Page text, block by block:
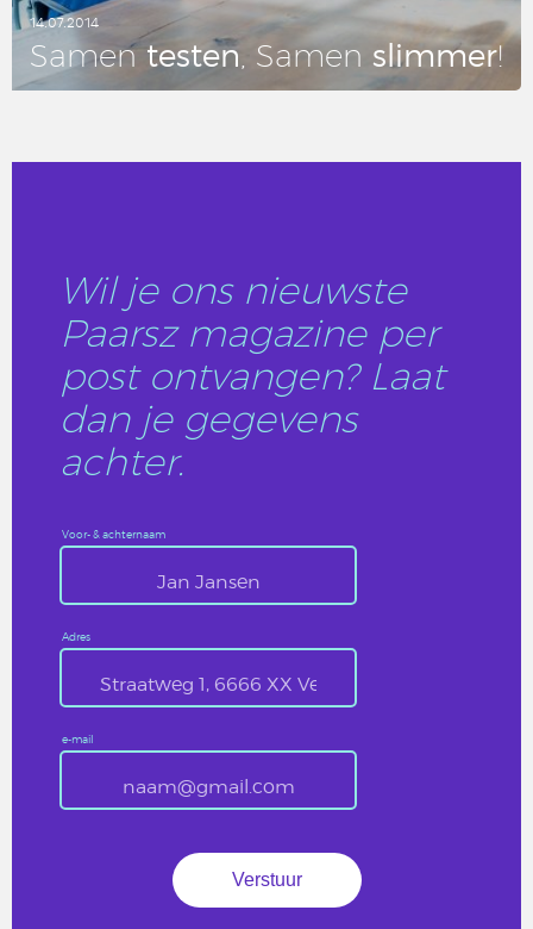
14.07.2014
Samentesten, Samen slimmer!
Wil je ons nieuwste
Paarsz magazine per
post ontvangen? Laat
dan je gegevens
achter.
Voor- & achternaam
Adres
e-mail